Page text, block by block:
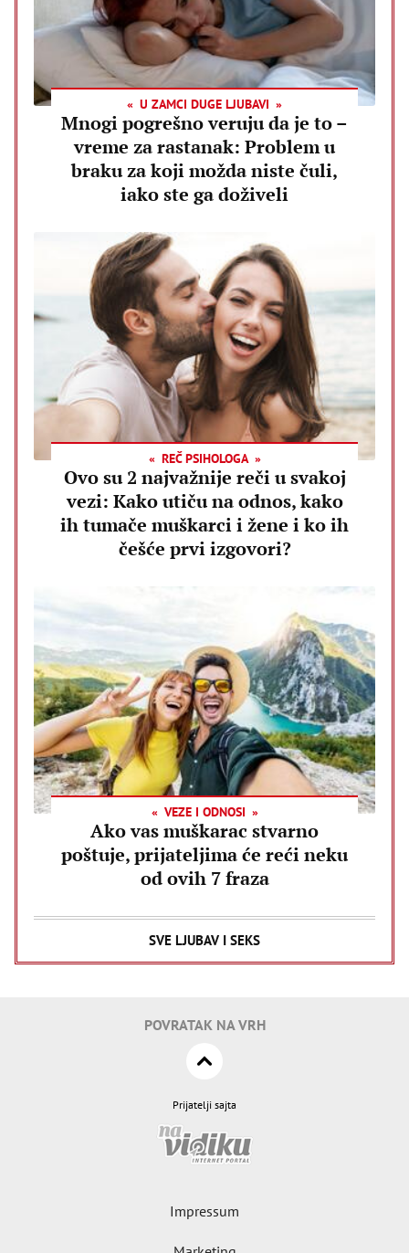
U ZAMCI DUGE LJUBAVI
Mnogi pogrešno veruju da je to –
vreme za rastanak: Problem u
braku za koji možda niste čuli,
iako ste ga doživeli
REČ PSIHOLOGA
Ovo su 2 najvažnije reči u svakoj
vezi: Kako utiču na odnos, kako
ih tumače muškarci i žene i ko ih
češće prvi izgovori?
VEZE I ODNOSI
Ako vas muškarac stvarno
poštuje, prijateljima će reći neku
od ovih 7 fraza
SVE LJUBAV I SEKS
POVRATAK NA VRH
Prijatelji sajta
Impressum